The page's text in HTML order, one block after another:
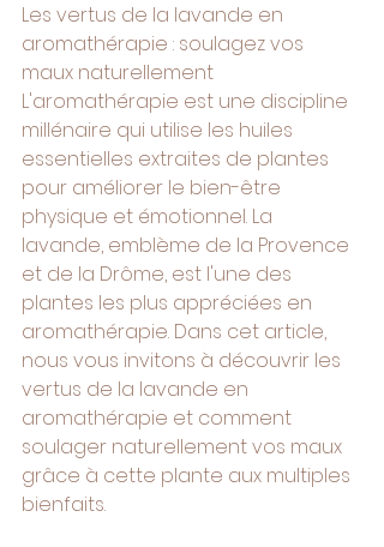
Les vertus de la lavande en
aromathérapie : soulagez vos
maux naturellement
L'aromathérapie est une discipline
millénaire qui utilise les huiles
essentielles extraites de plantes
pour améliorer le bien-être
physique et émotionnel. La
lavande, emblème de la Provence
et de la Drôme, est l'une des
plantes les plus appréciées en
aromathérapie. Dans cet article,
nous vous invitons à découvrir les
vertus de la lavande en
aromathérapie et comment
soulager naturellement vos maux
grâce à cette plante aux multiples
bienfaits.